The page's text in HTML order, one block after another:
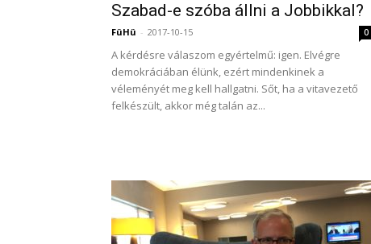
Szabad-e szóba állni a Jobbikkal?
FüHü - 2017-10-15 0
A kérdésre válaszom egyértelmű: igen. Elvégre
demokráciában élünk, ezért mindenkinek a
véleményét meg kell hallgatni. Sőt, ha a vitavezető
felkészült, akkor még talán az...